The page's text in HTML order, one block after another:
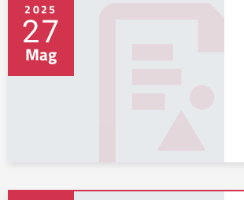
2025
27
Mag